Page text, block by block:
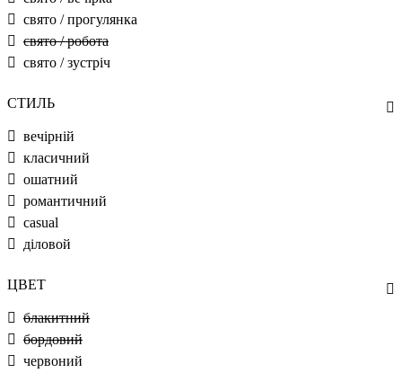
свято / прогулянка
свято / робота
свято / зустріч
СТИЛЬ
вечірній
класичний
ошатний
романтичний
casual
діловой
ЦВЕТ
блакитний
бордовий
червоний